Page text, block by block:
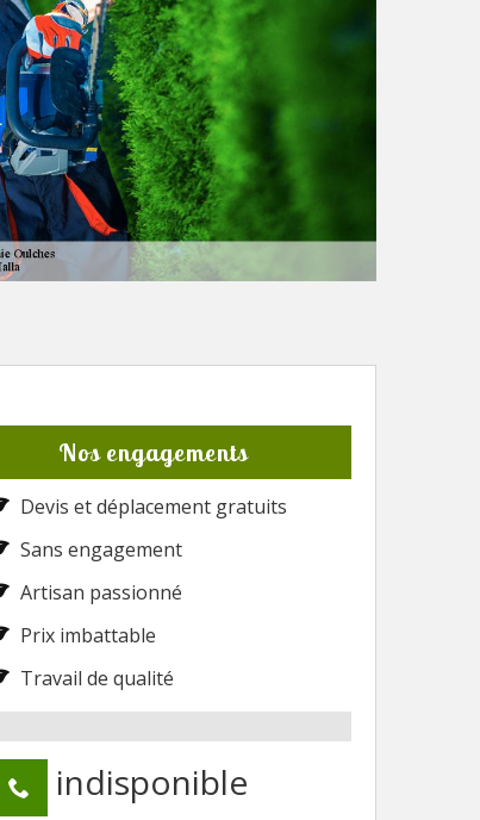
Nos engagements
Devis et déplacement gratuits
Sans engagement
Artisan passionné
Prix imbattable
Travail de qualité
indisponible